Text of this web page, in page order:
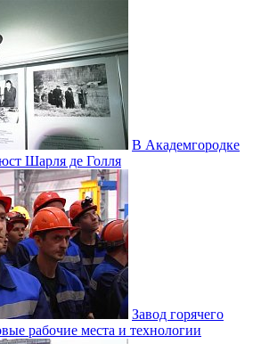
В Академгородке
Шарля де Голля
Завод горячего
рабочие места и технологии